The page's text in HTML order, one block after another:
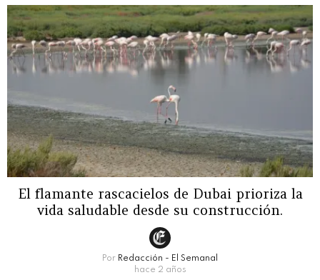
El flamante rascacielos de Dubai prioriza la
vida saludable desde su construcción.
Por Redacción - El Semanal
hace 2 años